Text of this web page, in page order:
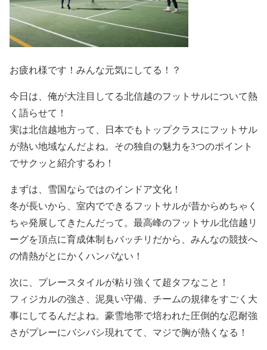
お疲れ様です！みんな元気にしてる！？
今日は、俺が大注目してる北信越のフットサルについて熱
く語らせて！
実は北信越地方って、日本でもトップクラスにフットサル
が熱い地域なんだよね。その独自の魅力を3つのポイント
でサクッと紹介するわ！
まずは、雪国ならではのインドア文化！
冬が長いから、室内でできるフットサルが昔からめちゃく
ちゃ発展してきたんだって。最高峰のフットサル北信越リ
ーグを頂点に育成体制もバッチリだから、みんなの競技へ
の情熱がとにかくハンパない！
次に、プレースタイルが粘り強くて超タフなこと！
フィジカルの強さ、泥臭い守備、チームの規律をすごく大
事にしてるんだよね。豪雪地帯で培われた圧倒的な忍耐強
さがプレーにバシバシ現れてて、マジで胸が熱くなる！